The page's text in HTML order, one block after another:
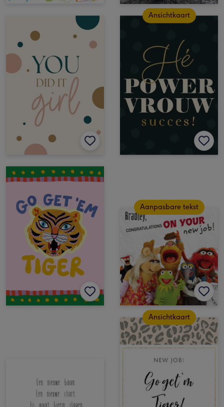
Ansichtkaart
Aanpasbare tekst
Ansichtkaart